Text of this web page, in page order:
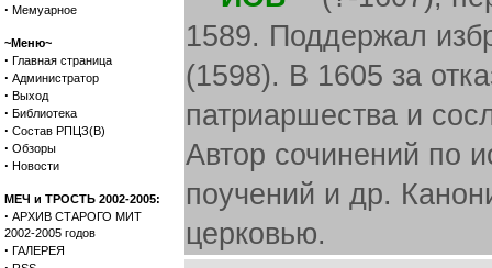
· Мемуарное
~Меню~
· Главная страница
· Администратор
· Выход
· Библиотека
· Состав РПЦЗ(В)
· Обзоры
· Новости
МЕЧ и ТРОСТЬ 2002-2005:
· АРХИВ СТАРОГО МИТ
2002-2005 годов
· ГАЛЕРЕЯ
1589. Поддержал
(1598). В 1605 за
патриаршества и
Автор сочинений по
поучений и др.
церковью.